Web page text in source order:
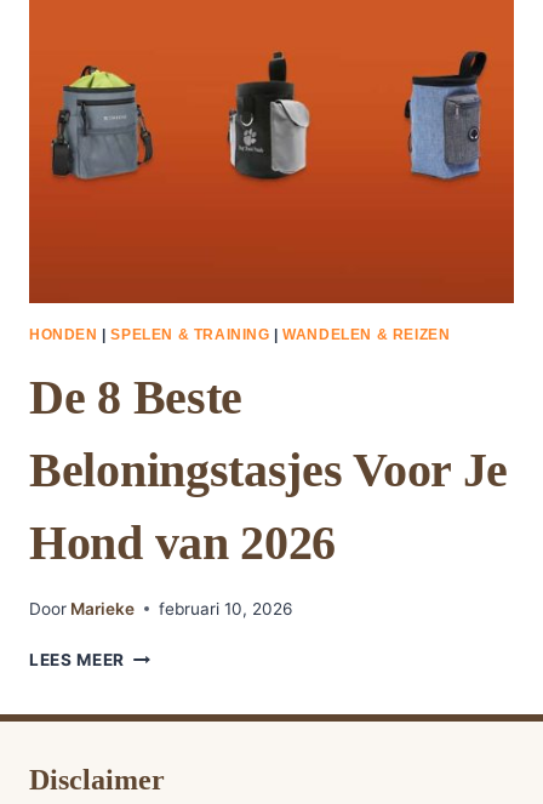
HONDEN |SPELEN & TRAINING |WANDELEN & REIZEN
De 8 Beste
Beloningstasjes Voor Je
Hond van 2026
Door Marieke februari 10, 2026
LEES MEER DE
JE
Disclaimer